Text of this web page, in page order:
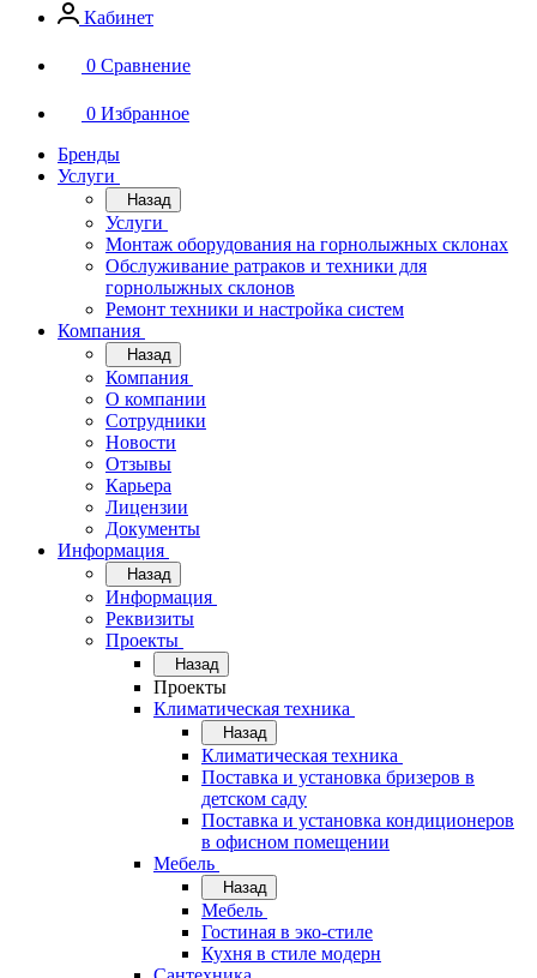
Кабинет
0 Сравнение
0 Избранное
Бренды
Услуги
Назад
Услуги
Монтаж оборудования на горнолыжных склонах
Обслуживание ратраков и техники для
горнолыжных склонов
Ремонт техники и настройка систем
Компания
Назад
Компания
О компании
Сотрудники
Новости
Отзывы
Карьера
Лицензии
Документы
Информация
Назад
Информация
Реквизиты
Проекты
Назад
Проекты
Климатическая техника
Назад
Климатическая техника
Поставка и установка бризеров в
детском саду
Поставка и установка кондиционеров
в офисном помещении
Мебель
Назад
Мебель
Гостиная в эко-стиле
Кухня в стиле модерн